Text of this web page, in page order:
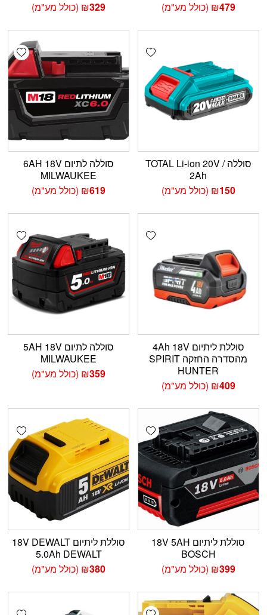
₪479 (כולל מע"מ)
₪329 (כולל מע"מ)
Add wishlist
סוללה TOTAL Li-ion 20V /
2Ah
₪150 (כולל מע"מ)
סוללה לתיום 6AH 18V
MILWAUKEE
₪619 (כולל מע"מ)
Add wishlist
סוללת ליתיום 4Ah 18V
מהסדרה החזקה SPIRIT
HUNTER
₪409 (כולל מע"מ)
סוללה לתיום 5AH 18V
MILWAUKEE
₪359 (כולל מע"מ)
Add wishlist
סוללת ליתיום 18V 5AH
BOSCH
₪399 (כולל מע"מ)
סוללת ליתיום 18V DEWALT
5.0Ah DEWALT
₪380 (כולל מע"מ)
Add wishlist